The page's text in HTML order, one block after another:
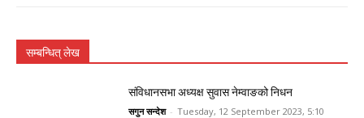
सम्बन्धित् लेख
संविधानसभा अध्यक्ष सुवास नेम्वाङको निधन
सगुन सन्देश - Tuesday, 12 September 2023, 5:10